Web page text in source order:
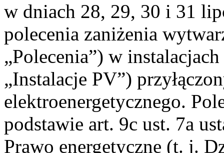
w dniach 28, 29, 30 i 31
polecenia zaniżenia
„Polecenia”) w
„Instalacje PV”)
elektroenergetycznego.
podstawie art. 9c ust. 7a
Prawo energetyczne (t. j.